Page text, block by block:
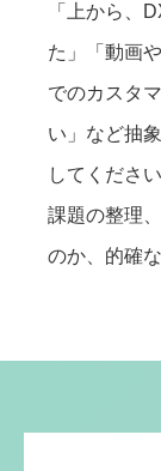
「上から、
た」「動画
でのカスタ
い」など抽
してください
課題の整理
のか、的確